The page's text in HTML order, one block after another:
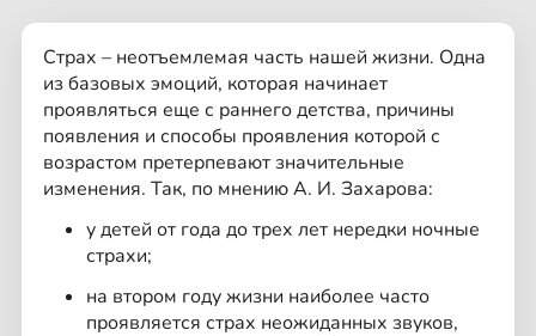
Страх – неотъемлемая часть нашей жизни. Одна
из базовых эмоций, которая начинает
проявляться еще с раннего детства, причины
появления и способы проявления которой с
возрастом претерпевают значительные
изменения. Так, по мнению А. И. Захарова:
у детей от года до трех лет нередки ночные
страхи;
на втором году жизни наиболее часто
проявляется страх неожиданных звуков,